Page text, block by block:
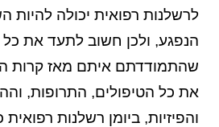
לרשלנות רפואית יכולה להיות
הנפגע, ולכן חשוב לתעד את
שהתמודדתם איתם מאז קרות
את כל הטיפולים, התרופות,
והפיזיות, ביומן רשלנות